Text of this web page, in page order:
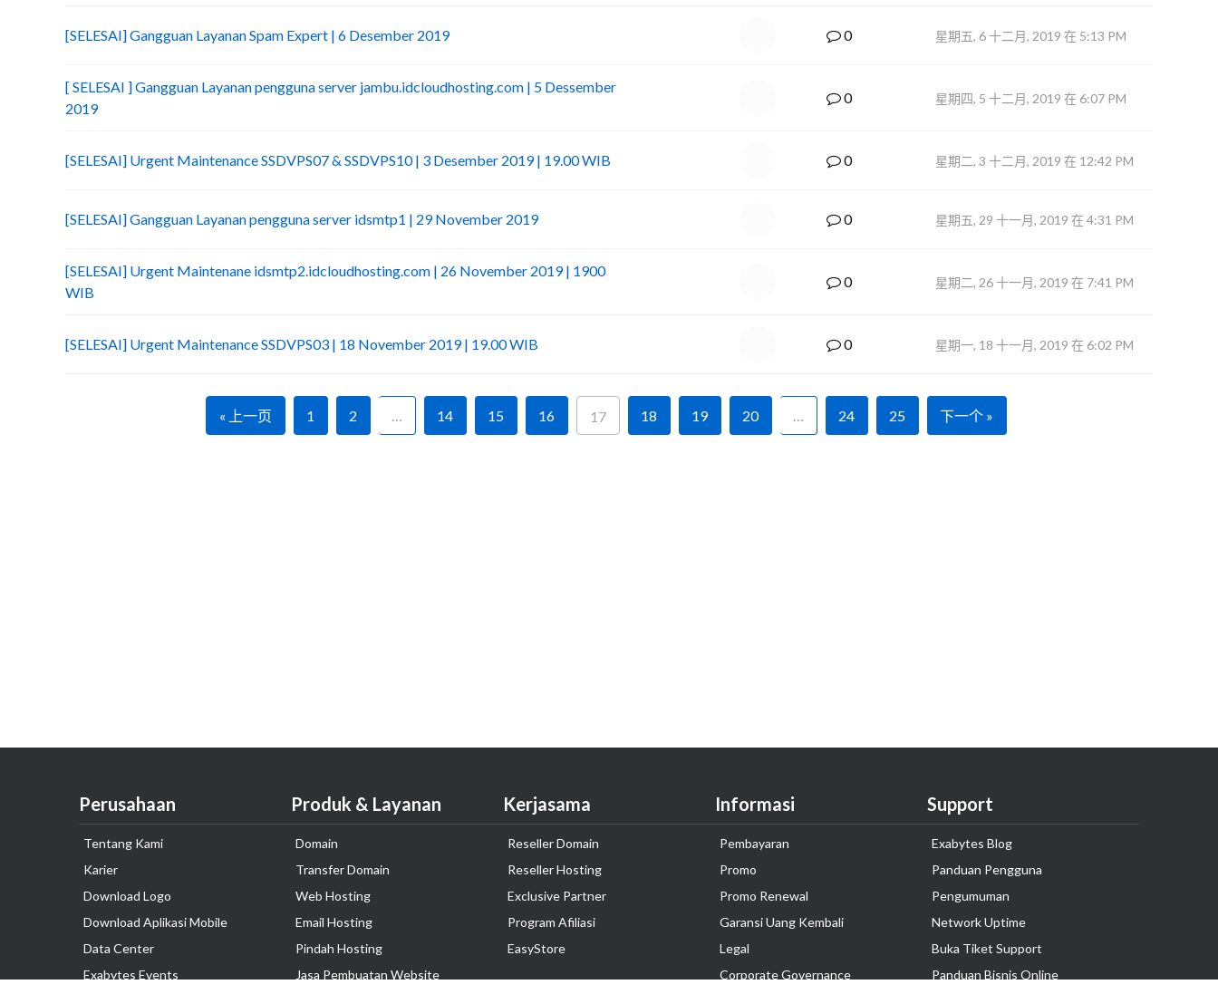
[SELESAI] Gangguan Layanan Spam Expert | 6 Desember 2019 0 星期五, 6 十二月, 2019 在 5:13 PM
[ SELESAI ] Gangguan Layanan pengguna server jambu.idcloudhosting.com | 5 Dessember
2019
0 星期四, 5 十二月, 2019 在 6:07 PM
[SELESAI] Urgent Maintenance SSDVPS07 & SSDVPS10 | 3 Desember 2019 | 19.00 WIB 0 星期二, 3 十二月, 2019 在 12:42 PM
[SELESAI] Gangguan Layanan pengguna server idsmtp1 | 29 November 2019 0 星期五, 29 十一月, 2019 在 4:31 PM
[SELESAI] Urgent Maintenane idsmtp2.idcloudhosting.com | 26 November 2019 | 1900
WIB
0 星期二, 26 十一月, 2019 在 7:41 PM
[SELESAI] Urgent Maintenance SSDVPS03 | 18 November 2019 | 19.00 WIB 0 星期一, 18 十一月, 2019 在 6:02 PM
« 上一页 1 2 … 14 15 16 17 18 19 20 … 24 25 下一个 »
Perusahaan
Tentang Kami
Karier
Download Logo
Download Aplikasi Mobile
Data Center
Exabytes Events
Produk & Layanan
Domain
Transfer Domain
Web Hosting
Email Hosting
Pindah Hosting
Jasa Pembuatan Website
Kerjasama
Reseller Domain
Reseller Hosting
Exclusive Partner
Program Afiliasi
EasyStore
Informasi
Pembayaran
Promo
Promo Renewal
Garansi Uang Kembali
Legal
Corporate Governance
Support
Exabytes Blog
Panduan Pengguna
Pengumuman
Network Uptime
Buka Tiket Support
Panduan Bisnis Online